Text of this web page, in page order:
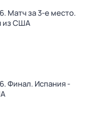
Матч за 3-е место.
из США
Финал. Испания -